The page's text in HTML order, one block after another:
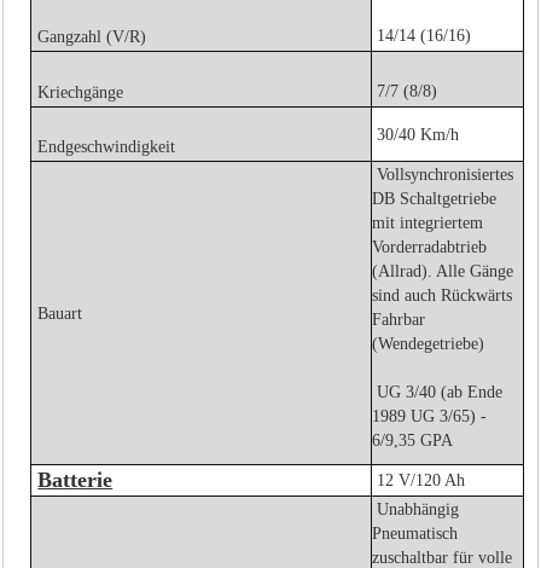
Gangzahl (V/R) 14/14 (16/16)
Kriechgänge 7/7 (8/8)
Endgeschwindigkeit
30/40 Km/h
Bauart
Vollsynchronisiertes
DB Schaltgetriebe
mit integriertem
Vorderradabtrieb
(Allrad). Alle Gänge
sind auch Rückwärts
Fahrbar
(Wendegetriebe)
UG 3/40 (ab Ende
1989 UG 3/65) -
6/9,35 GPA
Batterie 12 V/120 Ah
Unabhängig
Pneumatisch
zuschaltbar für volle